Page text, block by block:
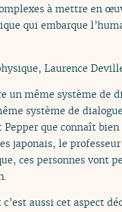
à mettre en
qui embarque
Laurence
un même système
système de
que connaît
japonais, le
ces personnes vont
aussi cet aspect